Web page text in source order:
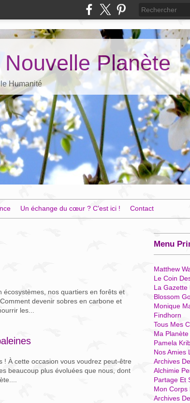
Planète
Humanité
Un échange du cœur ? C'est ici ! Contact
écosystèmes, nos quartiers en forêts et
devenir sobres en carbone et
les...
! À cette occasion vous voudrez peut-être
beaucoup plus évoluées que nous, dont
Menu
Matthew
Le Coin
La Gazette
Blossom
Monique
Findhorn
Tous Mes
Ma Planète
Pamela
Nos Amies
Archives
Alchimie
Partage Et
Mon Corps
Archives